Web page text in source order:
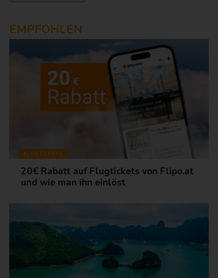
EMPFOHLEN
FLUGTICKETS
20€ Rabatt auf Flugtickets von Flipo.at
und wie man ihn einlöst